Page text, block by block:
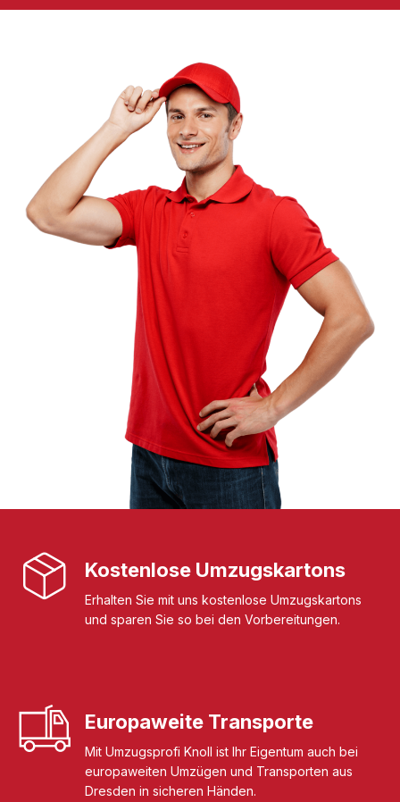
Kostenlose Umzugskartons
Erhalten Sie mit uns kostenlose Umzugskartons
und sparen Sie so bei den Vorbereitungen.
Europaweite Transporte
Mit Umzugsprofi Knoll ist Ihr Eigentum auch bei
europaweiten Umzügen und Transporten aus
Dresden in sicheren Händen.